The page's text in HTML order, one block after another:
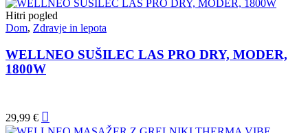
Hitri pogled
Dom, Zdravje in lepota
WELLNEO SUŠILEC LAS PRO DRY, MODER,
1800W
29,99 €